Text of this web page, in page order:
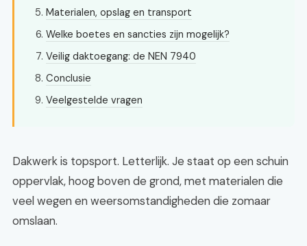
Materialen, opslag en transport
Welke boetes en sancties zijn mogelijk?
Veilig daktoegang: de NEN 7940
Conclusie
Veelgestelde vragen
Dakwerk is topsport. Letterlijk. Je staat op een schuin
oppervlak, hoog boven de grond, met materialen die
veel wegen en weersomstandigheden die zomaar
omslaan.